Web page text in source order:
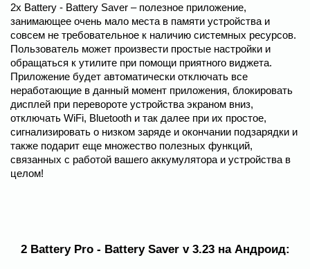
2x Battery - Battery Saver – полезное приложение,
занимающее очень мало места в памяти устройства и
совсем не требовательное к наличию системных ресурсов.
Пользователь может произвести простые настройки и
обращаться к утилите при помощи приятного виджета.
Приложение будет автоматически отключать все
неработающие в данный момент приложения, блокировать
дисплей при перевороте устройства экраном вниз,
отключать WiFi, Bluetooth и так далее при их простое,
сигнализировать о низком заряде и окончании подзарядки и
также подарит еще множество полезных функций,
связанных с работой вашего аккумулятора и устройства в
целом!
2 Battery Pro - Battery Saver v 3.23 на Андроид: